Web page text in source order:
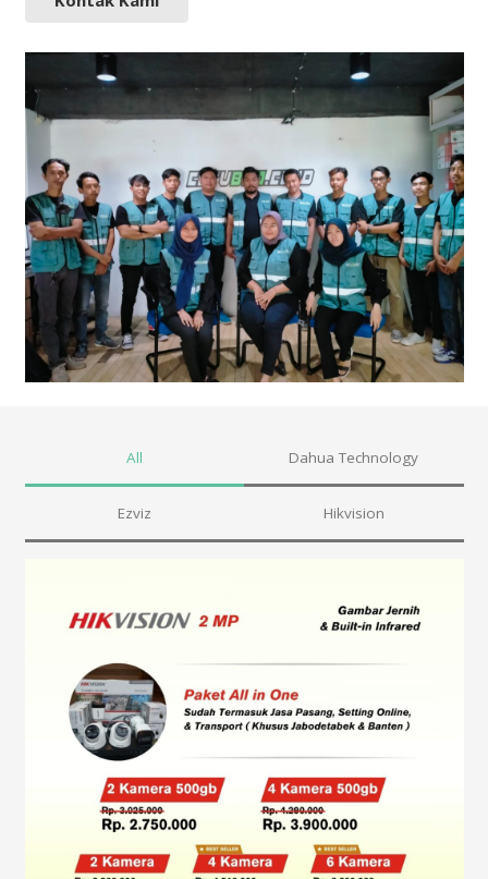
All Dahua Technology
Ezviz Hikvision